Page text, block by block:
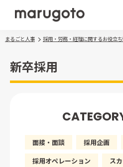
その他サービス
導入事例
お役立ち情報
まるごと人事 採用・労務・経理に関するお役立
新卒採用
面接・面談 採用企画
採用オペレーション
ス